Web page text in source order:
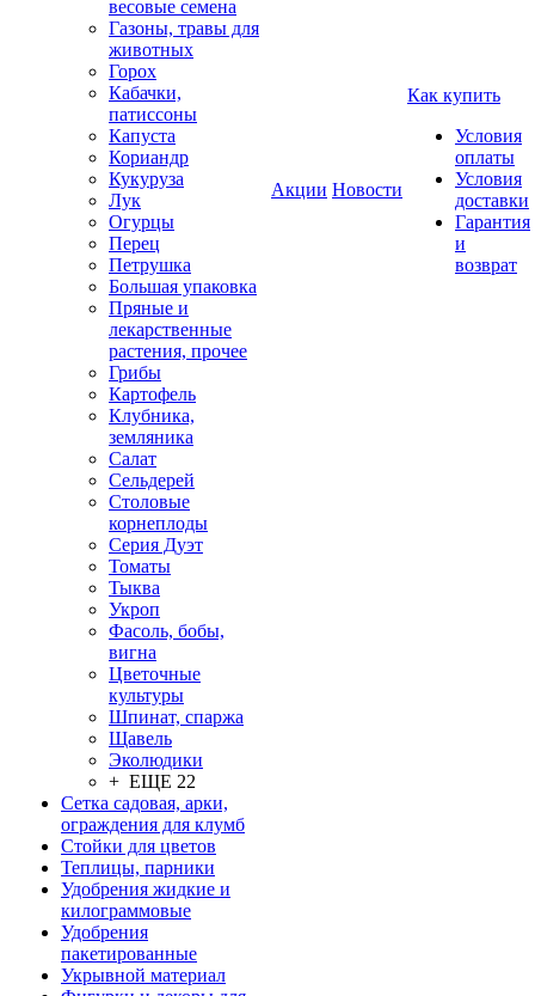
весовые семена
Газоны, травы для
животных
Горох
Кабачки,
патиссоны
Капуста
Кориандр
Кукуруза
Лук
Огурцы
Перец
Петрушка
Большая упаковка
Пряные и
лекарственные
растения, прочее
Грибы
Картофель
Клубника,
земляника
Салат
Сельдерей
Столовые
корнеплоды
Серия Дуэт
Томаты
Тыква
Укроп
Фасоль, бобы,
вигна
Цветочные
культуры
Шпинат, спаржа
Щавель
Эколюдики
+ ЕЩЕ 22
Сетка садовая, арки,
ограждения для клумб
Стойки для цветов
Теплицы, парники
Удобрения жидкие и
килограммовые
Удобрения
пакетированные
Укрывной материал
Акции Новости
Как купить
Условия
оплаты
Условия
доставки
Гарантия
и
возврат